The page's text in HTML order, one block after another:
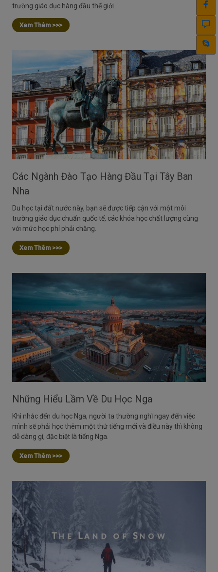
trường giáo dục hàng đầu thế giới.
Xem Thêm >>>
Các Ngành Đào Tạo Hàng Đầu Tại Tây Ban
Nha
Du học tại đất nước này, bạn sẽ được tiếp cận với một môi
trường giáo dục chuẩn quốc tế, các khóa học chất lượng cùng
với mức học phí phải chăng.
Xem Thêm >>>
Những Hiểu Lầm Về Du Học Nga
Khi nhắc đến du học Nga, người ta thường nghĩ ngay đến việc
mình sẽ phải học thêm một thứ tiếng mới và điều này thì không
dễ dàng gì, đặc biệt là tiếng Nga.
Xem Thêm >>>